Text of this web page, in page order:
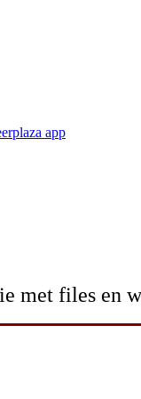
app
met files en